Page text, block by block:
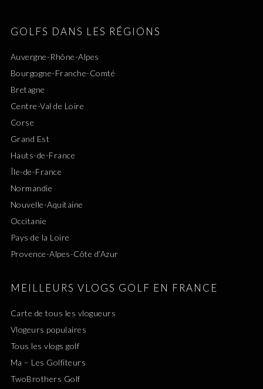
GOLFS DANS LES RÉGIONS
Auvergne-Rhône-Alpes
Bourgogne-Franche-Comté
Bretagne
Centre-Val de Loire
Corse
Grand Est
Hauts-de-France
Île-de-France
Normandie
Nouvelle-Aquitaine
Occitanie
Pays de la Loire
Provence-Alpes-Côte d’Azur
MEILLEURS VLOGS GOLF EN FRANCE
Carte de tous les vlogueurs
Vlogeurs populaires
Tous les vlogs golf
Ma – Les Golfiteurs
TwoBrothers Golf